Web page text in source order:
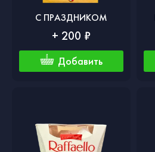
С ПРАЗДНИКОМ
+ 200 ₽
Добавить